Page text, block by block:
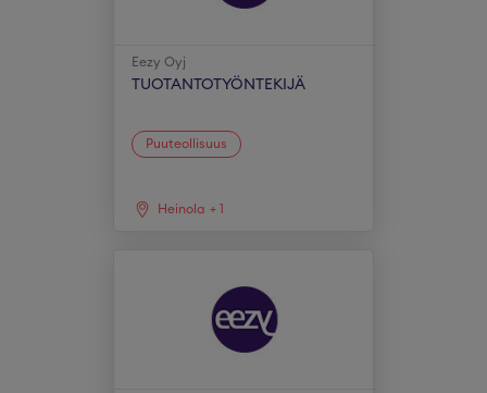
Eezy Oyj
TUOTANTOTYÖNTEKIJÄ
Puuteollisuus
Heinola + 1